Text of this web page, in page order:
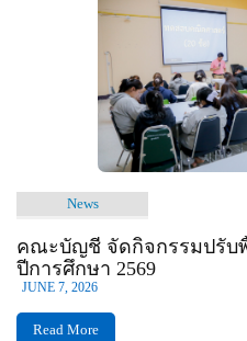
News
คณะบัญชี จัดกิจกรรมปรับ
ปีการศึกษา 2569
JUNE 7, 2026
Read More